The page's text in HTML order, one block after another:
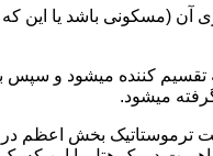
آن (مسکونی باشد یا این
کننده میشود و سپس
میشود.
بخش اعظم در